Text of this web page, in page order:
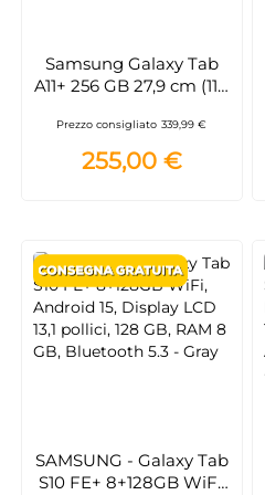
Samsung Galaxy Tab
A11+ 256 GB 27,9 cm (11")
Grigio SM-
X230NZAPEUE
Prezzo consigliato 339,99 €
255,00 €
SAMSUNG - Galaxy Tab
S10 FE+ 8+128GB WiFi,